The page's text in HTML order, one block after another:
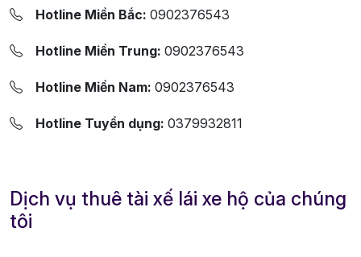
Hotline Miền Bắc: 0902376543
Hotline Miền Trung: 0902376543
Hotline Miền Nam: 0902376543
Hotline Tuyển dụng: 0379932811
Dịch vụ thuê tài xế lái xe hộ của chúng
tôi